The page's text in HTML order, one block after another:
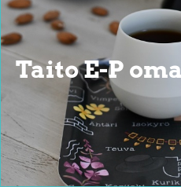
Taito E-P